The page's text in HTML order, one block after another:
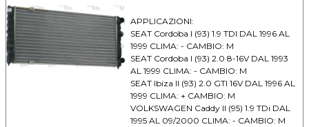
APPLICAZIONI:
SEAT Cordoba I (93) 1.9 TDI DAL 1996 AL
1999 CLIMA: - CAMBIO: M
SEAT Cordoba I (93) 2.0 8-16V DAL 1993
AL 1999 CLIMA: - CAMBIO: M
SEAT Ibiza II (93) 2.0 GTI 16V DAL 1996 AL
1999 CLIMA: + CAMBIO: M
VOLKSWAGEN Caddy II (95) 1.9 TDi DAL
1995 AL 09/2000 CLIMA: - CAMBIO: M